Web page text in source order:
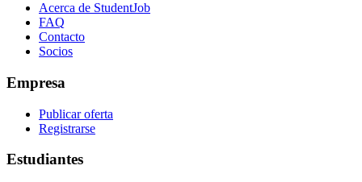
Acerca de StudentJob
FAQ
Contacto
Socios
Empresa
Publicar oferta
Registrarse
Estudiantes